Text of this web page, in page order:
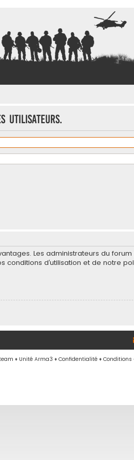
utilisateurs.
Les administrateurs du
conditions d’utilisation et de notre
♦ Unité Arma3 ♦ Confidentialité ♦ Conditions